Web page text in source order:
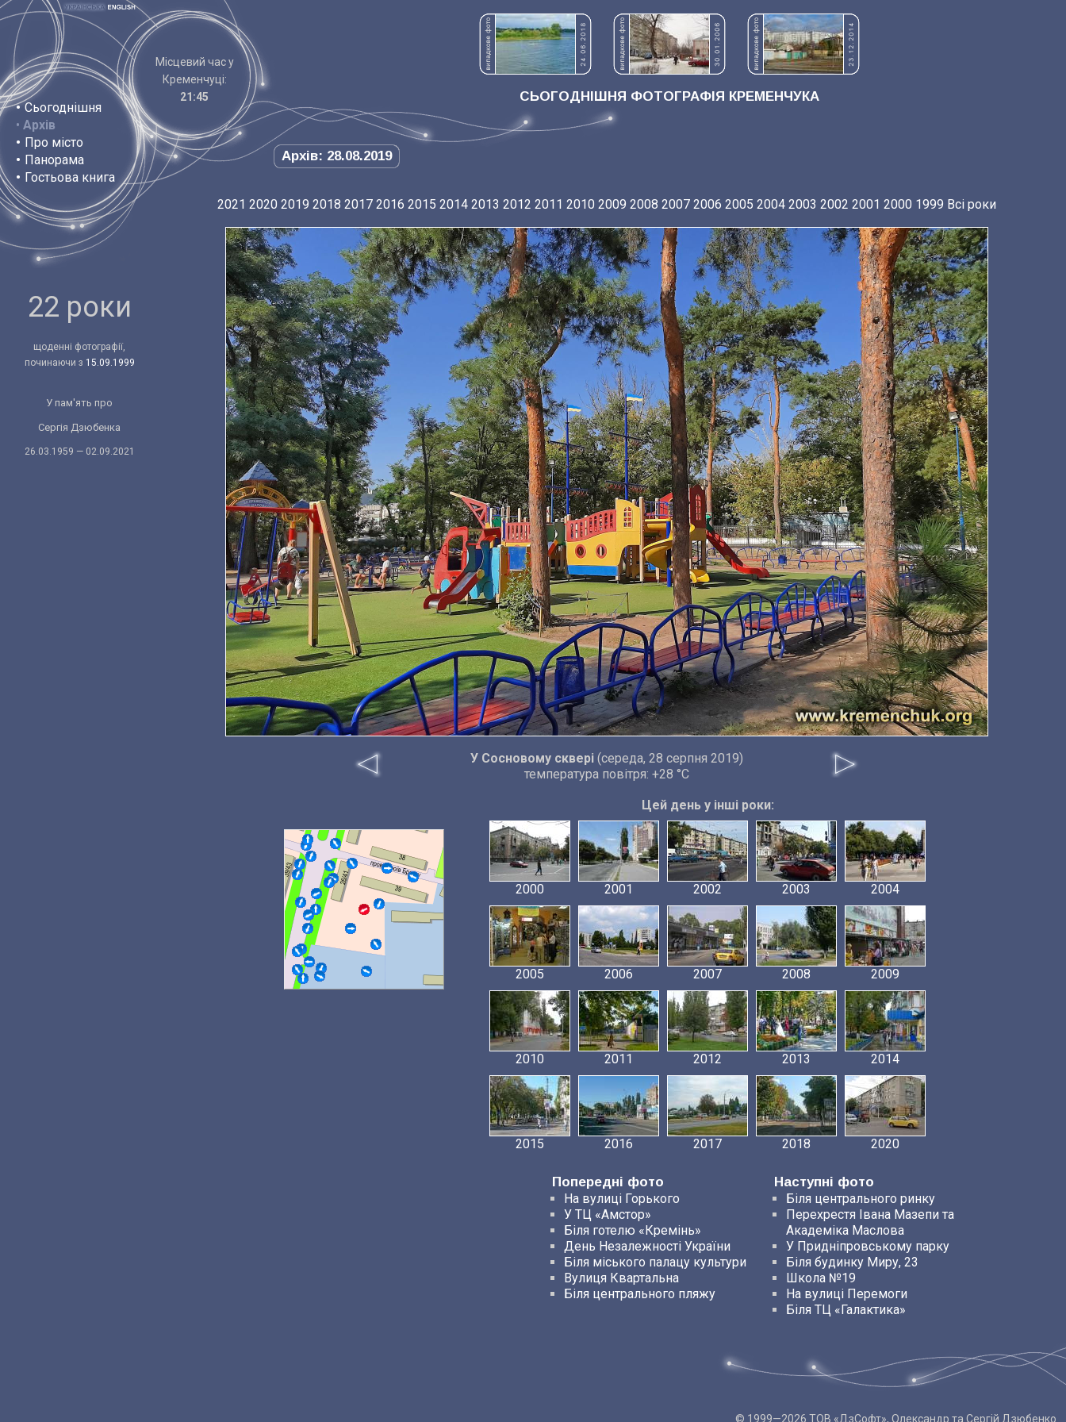
• Сьогоднішня
• Архів
• Про місто
• Панорама
• Гостьова книга
Місцевий час у
Кременчуці:
21:45
СЬОГОДНІШНЯ ФОТОГРАФІЯ КРЕМЕНЧУКА
Архів: 28.08.2019
22 роки
щоденні фотографії,
починаючи з 15.09.1999
У пам'ять про
Сергія Дзюбенка
26.03.1959 — 02.09.2021
2021 2020 2019 2018 2017 2016 2015 2014 2013 2012 2011 2010 2009 2008 2007 2006 2005 2004 2003 2002 2001 2000 1999 Всі роки
У Сосновому сквері(середа, 28 серпня 2019)
температура повітря: +28 °C
Цей день у інші роки:
2000 2001 2002 2003 2004
2005 2006 2007 2008 2009
2010 2011 2012 2013 2014
2015 2016 2017 2018 2020
Попередні фото
Наступні фото
На вулиці Горького
У ТЦ «Амстор»
Біля готелю «Кремінь»
День Незалежності України
Біля міського палацу культури
Вулиця Квартальна
Біля центрального пляжу
Біля центрального ринку
Перехрестя Івана Мазепи та
Академіка Маслова
У Придніпровському парку
Біля будинку Миру, 23
Школа №19
На вулиці Перемоги
Біля ТЦ «Галактика»
© 1999—2026 ТОВ «ДзСофт», Олександр та Сергій Дзюбенко